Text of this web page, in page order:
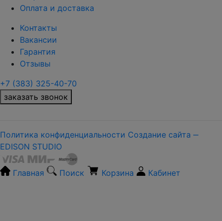
Оплата и доставка
Контакты
Вакансии
Гарантия
Отзывы
+7 (383) 325-40-70
заказать звонок
Политика конфиденциальности Создание сайта ‒
EDISON STUDIO
Главная Поиск Корзина Кабинет